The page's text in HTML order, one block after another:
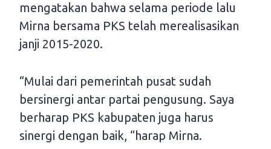
mengatakan bahwa selama periode lalu
Mirna bersama PKS telah merealisasikan
janji 2015-2020.
“Mulai dari pemerintah pusat sudah
bersinergi antar partai pengusung. Saya
berharap PKS kabupaten juga harus
sinergi dengan baik, “harap Mirna.